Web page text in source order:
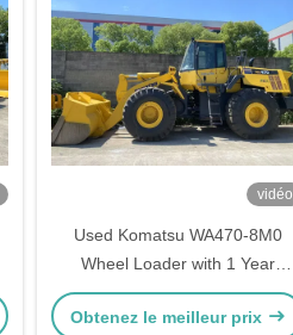
vidéo
Used Komatsu WA470-8M0
Wheel Loader with 1 Year
Warranty and 3.60 - 5.20 m³
Bucket Capacity
Obtenez le meilleur prix